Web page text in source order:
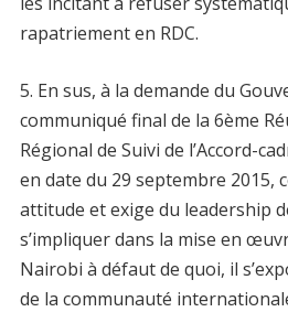
rapatriement en RDC.
5. En sus, à la demande du
communiqué final de la 6ème
Régional de Suivi de l’Accord-
en date du 29 septembre 2015,
attitude et exige du leadership
s’impliquer dans la mise en
Nairobi à défaut de quoi, il
de la communauté